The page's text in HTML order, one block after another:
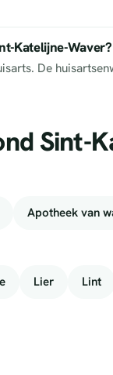
Katelijne-Waver?
De
Sint-
Apotheek van
Lier Lint